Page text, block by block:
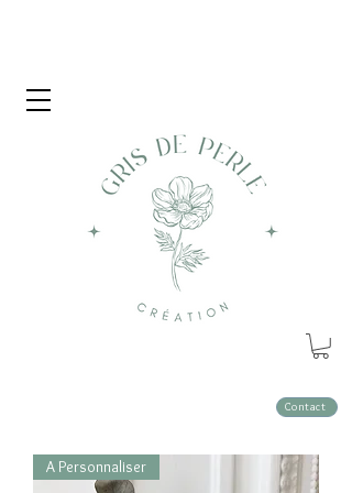
Contact
A Personnaliser